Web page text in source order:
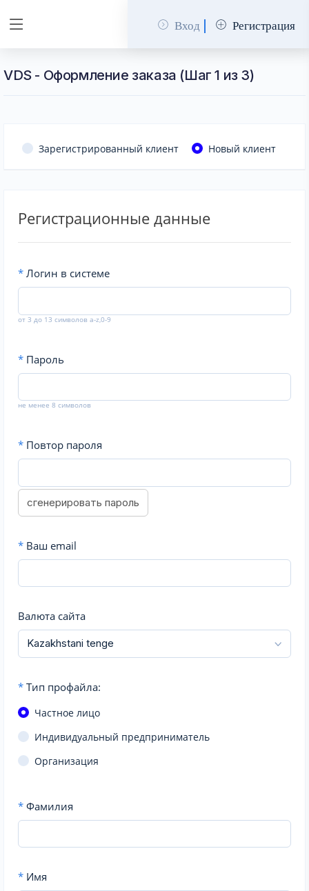
Вход Регистрация
VDS - Оформление заказа (Шаг 1 из 3)
Зарегистрированный клиент Новый клиент
Регистрационные данные
* Логин в системе
от 3 до 13 символов a-z,0-9
* Пароль
не менее 8 символов
* Повтор пароля
сгенерировать пароль
* Ваш email
Валюта сайта
* Тип профайла:
Частное лицо
Индивидуальный предприниматель
Организация
* Фамилия
* Имя